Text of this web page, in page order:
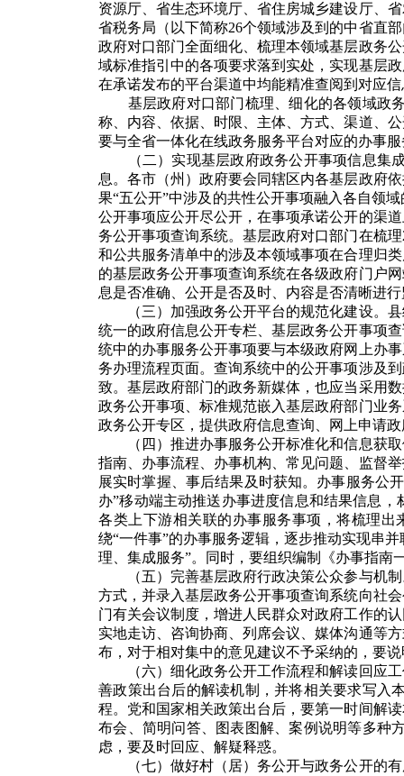
资源厅、省生态环境厅、省住房城乡建设厅、
省税务局（以下简称26个领域涉及到的中省直
政府对口部门全面细化、梳理本领域基层政务
域标准指引中的各项要求落到实处，实现基层
在承诺发布的平台渠道中均能精准查阅到对应
基层政府对口部门梳理、细化的各领域政务
称、内容、依据、时限、主体、方式、渠道、
要与全省一体化在线政务服务平台对应的办事
（二）实现基层政府政务公开事项信息集
息。各市（州）政府要会同辖区内各基层政府
果“五公开”中涉及的共性公开事项融入各自领
公开事项应公开尽公开，在事项承诺公开的渠
务公开事项查询系统。基层政府对口部门在梳
和公共服务清单中的涉及本领域事项在合理归
的基层政务公开事项查询系统在各级政府门户
息是否准确、公开是否及时、内容是否清晰进
（三）加强政务公开平台的规范化建设。
统一的政府信息公开专栏、基层政务公开事项
统中的办事服务公开事项要与本级政府网上办
务办理流程页面。查询系统中的公开事项涉及
致。基层政府部门的政务新媒体，也应当采用
政务公开事项、标准规范嵌入基层政府部门业
政务公开专区，提供政府信息查询、网上申请
（四）推进办事服务公开标准化和信息获
指南、办事流程、办事机构、常见问题、监督
展实时掌握、事后结果及时获知。办事服务公
办”移动端主动推送办事进度信息和结果信息
各类上下游相关联的办事服务事项，将梳理
绕“一件事”的办事服务逻辑，逐步推动实现串
理、集成服务”。同时，要组织编制《办事指南
（五）完善基层政府行政决策公众参与机
方式，并录入基层政务公开事项查询系统向社
门有关会议制度，增进人民群众对政府工作的
实地走访、咨询协商、列席会议、媒体沟通等
布，对于相对集中的意见建议不予采纳的，要
（六）细化政务公开工作流程和解读回应
善政策出台后的解读机制，并将相关要求写入
程。党和国家相关政策出台后，要第一时间解
布会、简明问答、图表图解、案例说明等多种
虑，要及时回应、解疑释惑。
（七）做好村（居）务公开与政务公开的